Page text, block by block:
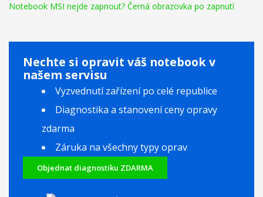
Notebook MSI nejde zapnout? Černá obrazovka po zapnutí
Nechte si opravit váš notebook v
našem servisu
Vyzvednutí zařízení po celé republice
Diagnostika a stanovení ceny opravy
zdarma
Záruka na všechny typy oprav
Objednat diagnostiku ZDARMA